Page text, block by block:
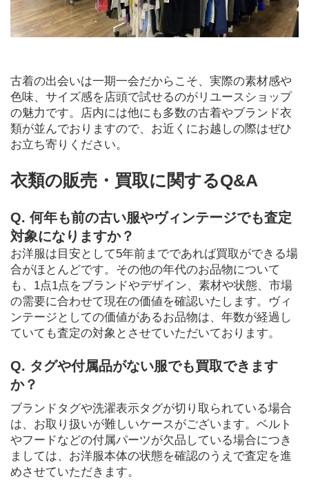
古着の出会いは一期一会だからこそ、実際の素材感や
色味、サイズ感を店頭で試せるのがリユースショップ
の魅力です。店内には他にも多数の古着やブランド衣
類が並んでおりますので、お近くにお越しの際はぜひ
お立ち寄りください。
衣類の販売・買取に関するQ&A
Q. 何年も前の古い服やヴィンテージでも査定
対象になりますか？
お洋服は目安として5年前までであれば買取ができる場
合がほとんどです。その他の年代のお品物について
も、1点1点をブランドやデザイン、素材や状態、市場
の需要に合わせて現在の価値を確認いたします。ヴィ
ンテージとしての価値があるお品物は、年数が経過し
ていても査定の対象とさせていただいております。
Q. タグや付属品がない服でも買取できます
か？
ブランドタグや洗濯表示タグが切り取られている場合
は、お取り扱いが難しいケースがございます。ベルト
やフードなどの付属パーツが欠品している場合につき
ましては、お洋服本体の状態を確認のうえで査定を進
めさせていただきます。